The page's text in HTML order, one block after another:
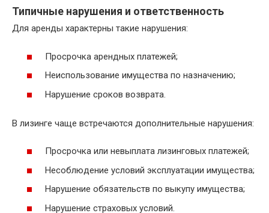
Типичные нарушения и ответственность
Для аренды характерны такие нарушения:
Просрочка арендных платежей;
Неиспользование имущества по назначению;
Нарушение сроков возврата.
В лизинге чаще встречаются дополнительные нарушения:
Просрочка или невыплата лизинговых платежей;
Несоблюдение условий эксплуатации имущества;
Нарушение обязательств по выкупу имущества;
Нарушение страховых условий.